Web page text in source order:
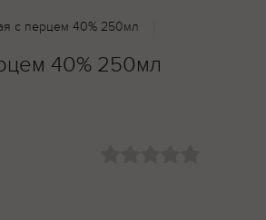
с перцем 40% 250мл
40% 250мл